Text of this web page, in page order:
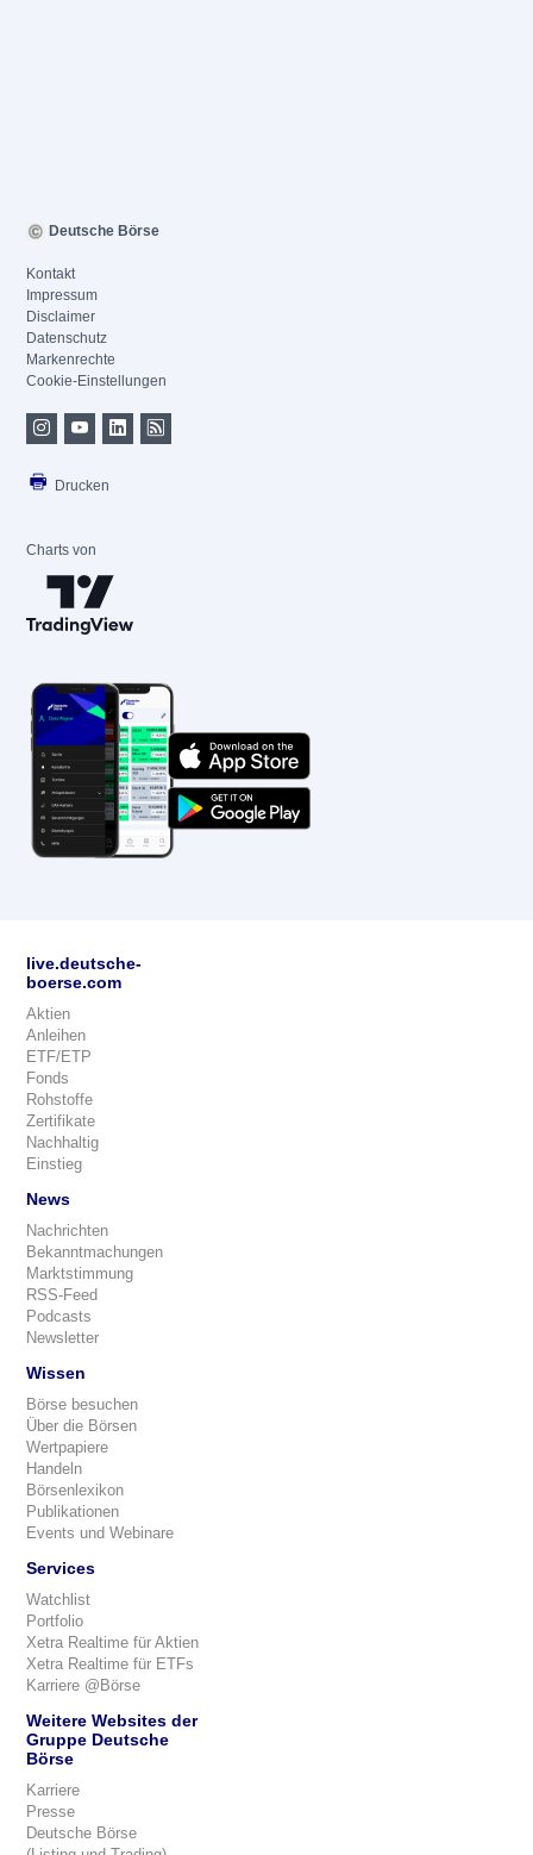
Deutsche Börse
Kontakt
Impressum
Disclaimer
Datenschutz
Markenrechte
Cookie-Einstellungen
Drucken
Charts von
live.deutsche-
boerse.com
Aktien
Anleihen
ETF/ETP
Fonds
Rohstoffe
Zertifikate
Nachhaltig
Einstieg
News
Nachrichten
Bekanntmachungen
Marktstimmung
RSS-Feed
Podcasts
Newsletter
Wissen
Börse besuchen
Über die Börsen
Wertpapiere
Handeln
Börsenlexikon
Publikationen
Events und Webinare
Services
Watchlist
Portfolio
Xetra Realtime für Aktien
Xetra Realtime für ETFs
Karriere @Börse
Weitere Websites der
Gruppe Deutsche
Börse
Karriere
Presse
Deutsche Börse